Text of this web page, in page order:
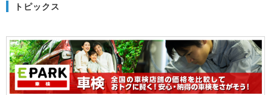
トピックス